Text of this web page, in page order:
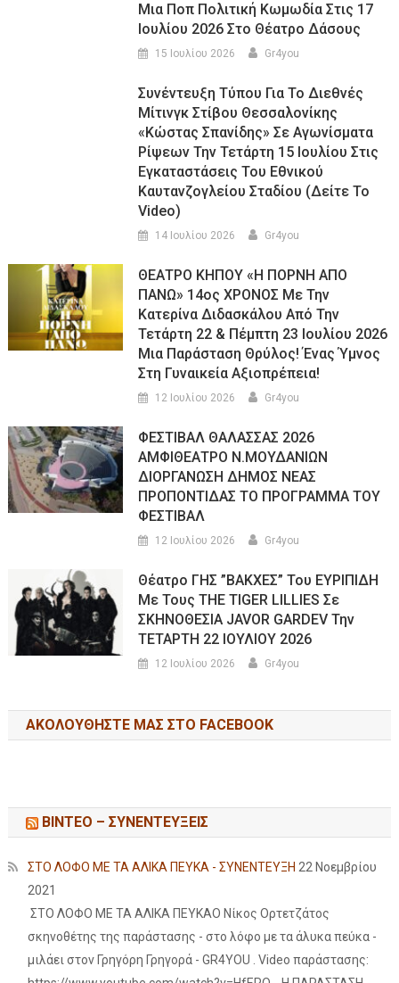
Μια Ποπ Πολιτική Κωμωδία Στις 17
Ιουλίου 2026 Στο Θέατρο Δάσους
15 Ιουλίου 2026 Gr4you
Συνέντευξη Τύπου Για Το Διεθνές
Μίτινγκ Στίβου Θεσσαλονίκης
«Κώστας Σπανίδης» Σε Αγωνίσματα
Ρίψεων Την Τετάρτη 15 Ιουλίου Στις
Εγκαταστάσεις Του Εθνικού
Καυτανζογλείου Σταδίου (Δείτε Το
Video)
14 Ιουλίου 2026 Gr4you
ΘΕΑΤΡΟ ΚΗΠΟΥ «Η ΠΟΡΝΗ ΑΠΟ
ΠΑΝΩ» 14ος ΧΡΟΝΟΣ Με Την
Κατερίνα Διδασκάλου Από Την
Τετάρτη 22 & Πέμπτη 23 Ιουλίου 2026
Μια Παράσταση Θρύλος! Ένας Ύμνος
Στη Γυναικεία Αξιοπρέπεια!
12 Ιουλίου 2026 Gr4you
ΦΕΣΤΙΒΑΛ ΘΑΛΑΣΣΑΣ 2026
ΑΜΦΙΘΕΑΤΡΟ Ν.ΜΟΥΔΑΝΙΩΝ
ΔΙΟΡΓΑΝΩΣΗ ΔΗΜΟΣ ΝΕΑΣ
ΠΡΟΠΟΝΤΙΔΑΣ ΤΟ ΠΡΟΓΡΑΜΜΑ ΤΟΥ
ΦΕΣΤΙΒΑΛ
12 Ιουλίου 2026 Gr4you
Θέατρο ΓΗΣ ”ΒΑΚΧΕΣ” Του ΕΥΡΙΠΙΔΗ
Με Τους THE TIGER LILLIES Σε
ΣΚΗΝΟΘΕΣΙΑ JAVOR GARDEV Την
ΤΕΤΑΡΤΗ 22 ΙΟΥΛΙΟΥ 2026
12 Ιουλίου 2026 Gr4you
ΑΚΟΛΟΥΘΉΣΤΕ ΜΑΣ ΣΤΟ FACEBOOK
ΒΙΝΤΕΟ – ΣΥΝΕΝΤΕΥΞΕΙΣ
ΣΤΟ ΛΟΦΟ ΜΕ ΤΑ ΑΛΙΚΑ ΠΕΥΚΑ - ΣΥΝΕΝΤΕΥΞΗ 22 Νοεμβρίου
2021
ΣΤΟ ΛΟΦΟ ΜΕ ΤΑ ΑΛΙΚΑ ΠΕΥΚΑΟ Νίκος Ορτετζάτος
σκηνοθέτης της παράστασης - στο λόφο με τα άλυκα πεύκα -
μιλάει στον Γρηγόρη Γρηγορά - GR4YOU . Video παράστασης: